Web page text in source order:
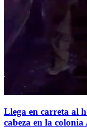
Llega en carreta al
cabeza en la